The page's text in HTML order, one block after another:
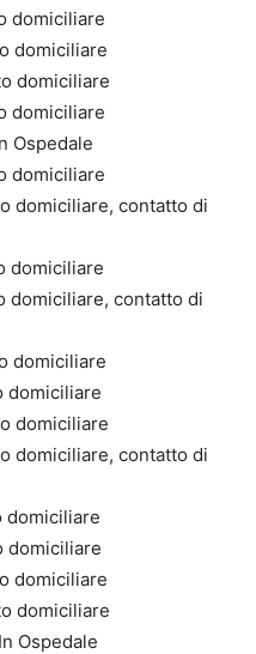
domiciliare
domiciliare
domiciliare
domiciliare
Ospedale
domiciliare
domiciliare, contatto di
domiciliare
domiciliare, contatto di
domiciliare
domiciliare
domiciliare
domiciliare, contatto di
domiciliare
domiciliare
domiciliare
domiciliare
Ospedale